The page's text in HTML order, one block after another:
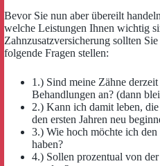
Bevor Sie nun aber übereilt
welche Leistungen Ihnen wichtig
Zahnzusatzversicherung sollten
folgende Fragen stellen:
1.) Sind meine Zähne derzeit
Behandlungen an? (dann
2.) Kann ich damit leben,
den ersten Jahren neu
3.) Wie hoch möchte ich
haben?
4.) Sollen prozentual von